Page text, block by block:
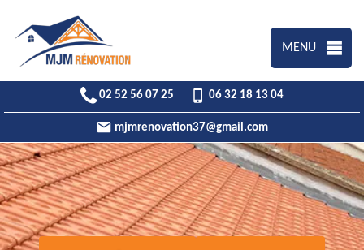
MENU
02 52 56 07 25 06 32 18 13 04
mjmrenovation37@gmail.com